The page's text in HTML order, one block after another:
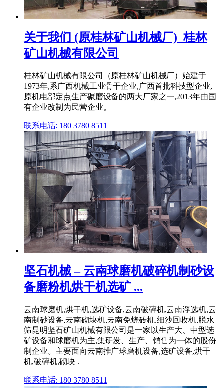
关于我们 (原桂林矿山机械厂)_桂林
矿山机械有限公司
桂林矿山机械有限公司（原桂林矿山机械厂）始建于
1973年,系广西机械工业骨干企业,广西首批科技型企业,
原机电部定点生产碾磨设备的两大厂家之一,2013年由国
有企业改制为民营企业。
联系电话: 180 3780 8511
坚石机械 – 云南球磨机破碎机制砂设
备磨粉机烘干机选矿 ...
云南球磨机,烘干机,选矿设备,云南破碎机,云南浮选机,云
南制砂设备,云南砌块机,云南免烧砖机,细沙回收机,脱水
筛昆明坚石矿山机械有限公司是一家以生产大、中型选
矿设备和球磨机为主,集研发、生产、销售为一体的股份
制企业。主要面向云南推广球磨机设备,选矿设备,烘干
机,破碎机,砌块 .
联系电话: 180 3780 8511